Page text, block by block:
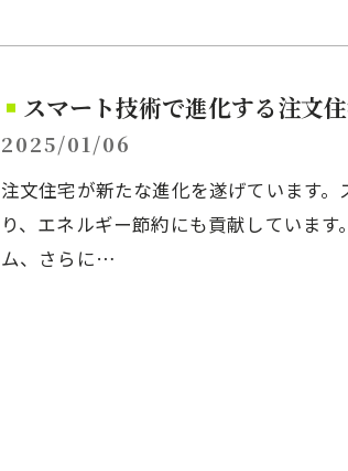
スマート技術で進化する注文
2025/01/06
注文住宅が新たな進化を遂げています
り、エネルギー節約にも貢献していま
ム、さらに…